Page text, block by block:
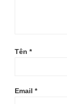
Tên *
Email *